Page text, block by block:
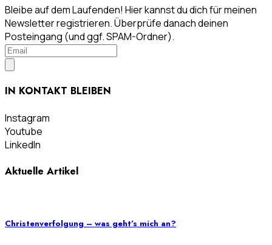
Bleibe auf dem Laufenden! Hier kannst du dich für meinen
Newsletter registrieren. Überprüfe danach deinen
Posteingang (und ggf. SPAM-Ordner).
IN KONTAKT BLEIBEN
Instagram
Youtube
LinkedIn
Aktuelle Artikel
Christenverfolgung – was geht’s mich an?